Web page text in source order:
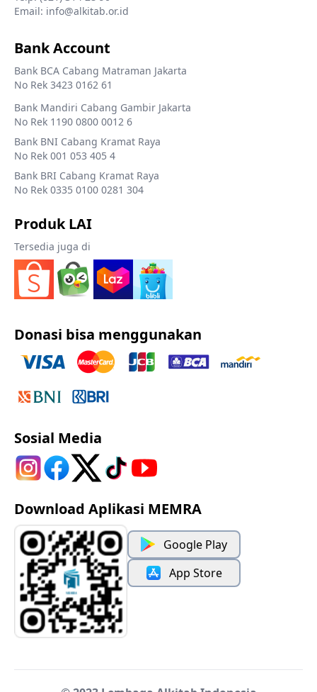
Email: info@alkitab.or.id
Bank Account
Bank BCA Cabang Matraman Jakarta
No Rek 3423 0162 61
Bank Mandiri Cabang Gambir Jakarta
No Rek 1190 0800 0012 6
Bank BNI Cabang Kramat Raya
No Rek 001 053 405 4
Bank BRI Cabang Kramat Raya
No Rek 0335 0100 0281 304
Produk LAI
Tersedia juga di
Donasi bisa menggunakan
Sosial Media
Download Aplikasi MEMRA
Google Play
App Store